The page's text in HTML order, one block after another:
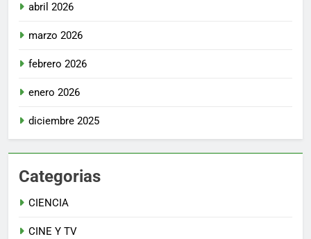
abril 2026
marzo 2026
febrero 2026
enero 2026
diciembre 2025
Categorias
CIENCIA
CINE Y TV